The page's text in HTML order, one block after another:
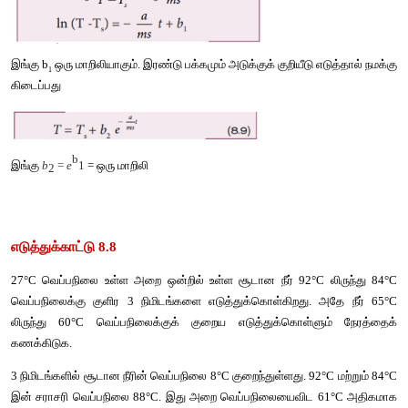
இங்கு a என்பது நேர்க்குறி மாறிலி.
சமன்பாடுகள் (8.6) மற்றும் (8.7) இல் இருந்து
சமன்பாடு (8.8) இன் இருபுறமும் தொகைப்படுத்துக.